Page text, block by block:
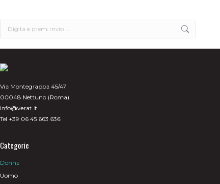
scelte
nella
pagina
Via Montegrappa 45/47
00048 Nettuno (Roma)
info@verat.it
Tel +39 06 45 663 636
Categorie
Donna
Uomo